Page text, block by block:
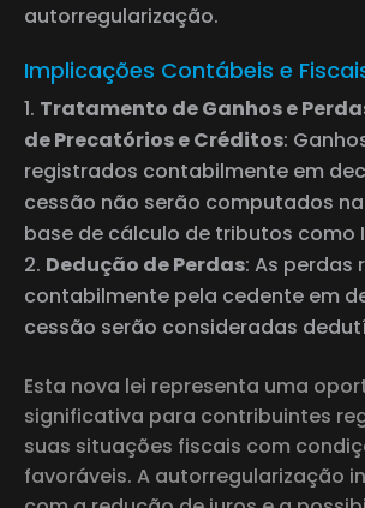
autorregularização.
Implicações Contábeis e
Tratamento de Ganhos e
de Precatórios e Créditos:
registrados contabilmente em
cessão não serão computados
base de cálculo de tributos como
Dedução de Perdas: As perdas
contabilmente pela cedente em
cessão serão consideradas
Esta nova lei representa uma
significativa para contribuintes
suas situações fiscais com
favoráveis. A autorregularização